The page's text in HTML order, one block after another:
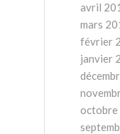
avril
mars
février
janvier
octobre